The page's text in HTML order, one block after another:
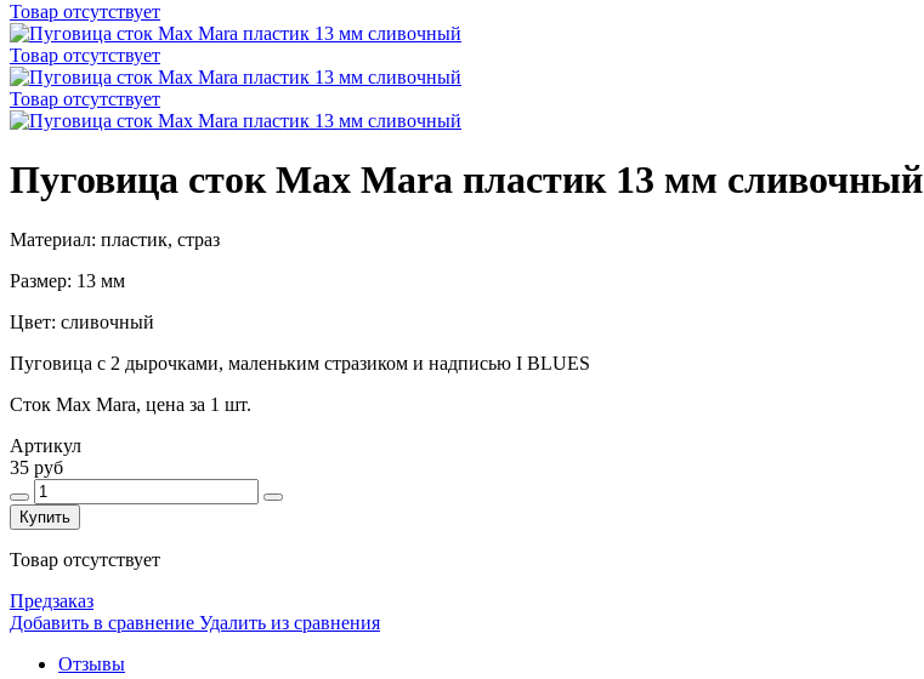
Товар отсутствует
Товар отсутствует
Товар отсутствует
Пуговица сток Max Mara пластик 13 мм сливочный
Материал: пластик, страз
Размер: 13 мм
Цвет: сливочный
Пуговица с 2 дырочками, маленьким стразиком и надписью I BLUES
Сток Max Mara, цена за 1 шт.
Артикул
35 руб
Купить
Товар отсутствует
Предзаказ
Добавить в сравнение Удалить из сравнения
Отзывы